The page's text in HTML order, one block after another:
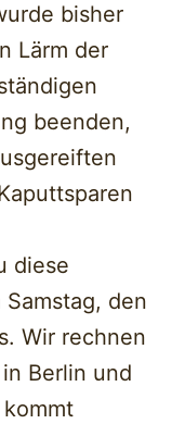
bisher
Lärm der
beenden,
diese
den
Wir rechnen
Berlin und